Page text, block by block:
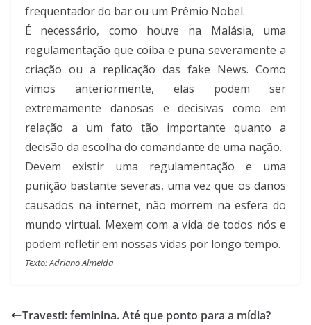
frequentador do bar ou um Prêmio Nobel.
É necessário, como houve na Malásia, uma
regulamentação que coíba e puna severamente a
criação ou a replicação das fake News. Como
vimos anteriormente, elas podem ser
extremamente danosas e decisivas como em
relação a um fato tão importante quanto a
decisão da escolha do comandante de uma nação.
Devem existir uma regulamentação e uma
punição bastante severas, uma vez que os danos
causados na internet, não morrem na esfera do
mundo virtual. Mexem com a vida de todos nós e
podem refletir em nossas vidas por longo tempo.
Texto: Adriano Almeida
Travesti: feminina. Até que ponto para a mídia?